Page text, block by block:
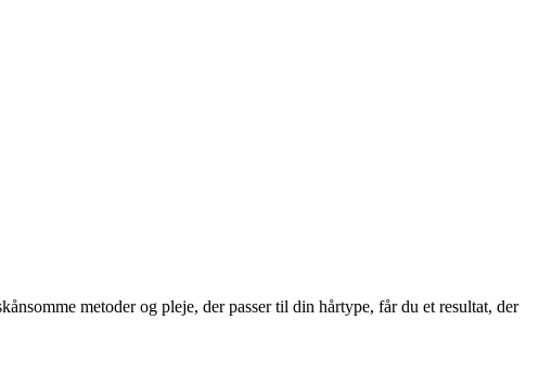
metoder og pleje, der passer til din hårtype, får du et resultat, der